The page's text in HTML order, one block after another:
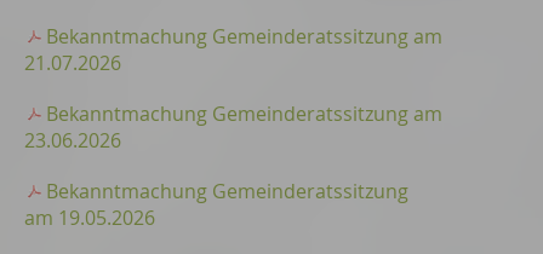
Bekanntmachung Gemeinderatssitzung am
21.07.2026
Bekanntmachung Gemeinderatssitzung am
23.06.2026
Bekanntmachung Gemeinderatssitzung
am 19.05.2026